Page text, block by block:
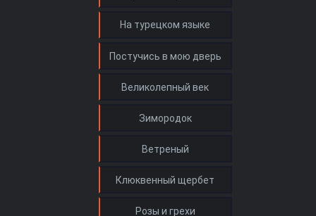
На турецком языке